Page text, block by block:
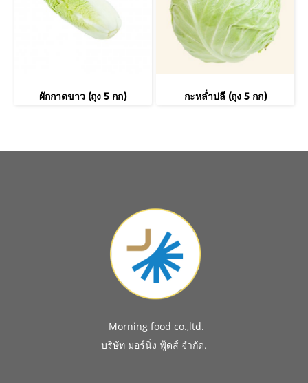
ผักกาดขาว (ถุง 5 กก) กะหล่ำปลี (ถุง 5 กก)
Morning food co.,ltd.
บริษัท มอร์นิ่ง ฟู้ดส์ จำกัด.